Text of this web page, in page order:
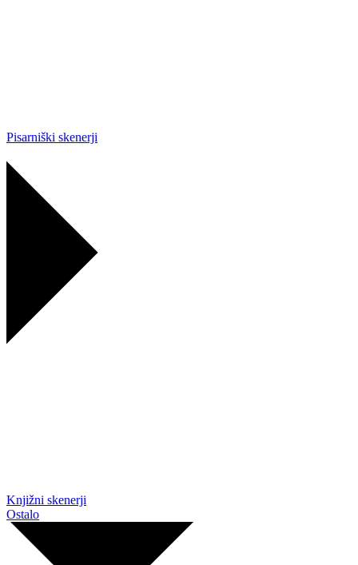
Pisarniški skenerji
Knjižni skenerji
Ostalo